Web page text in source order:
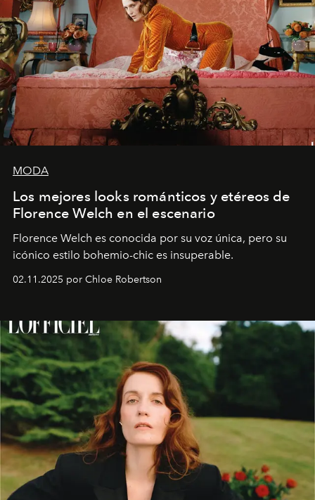
MODA
Los mejores looks románticos y etéreos de
Florence Welch en el escenario
Florence Welch es conocida por su voz única, pero su
icónico estilo bohemio-chic es insuperable.
02.11.2025 por Chloe Robertson